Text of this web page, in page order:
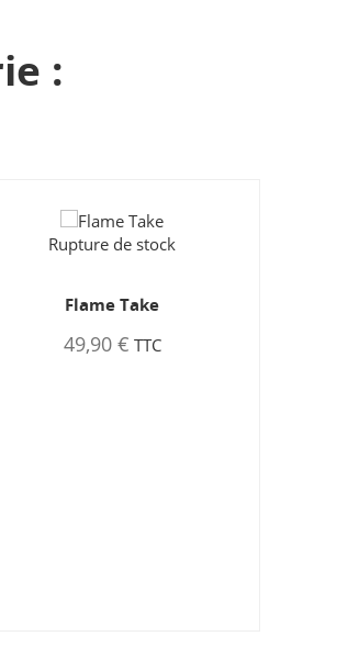
:
Rupture de stock
Flame Take
49,90 € TTC